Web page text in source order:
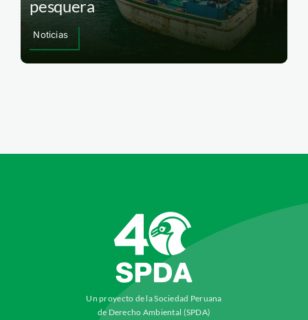
pesquera
Noticias
Un proyecto de la Sociedad Peruana
de Derecho Ambiental (SPDA)